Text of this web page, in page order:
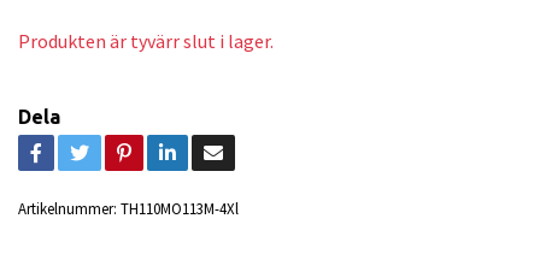
Produkten är tyvärr slut i lager.
Dela
Artikelnummer: TH110MO113M-4Xl